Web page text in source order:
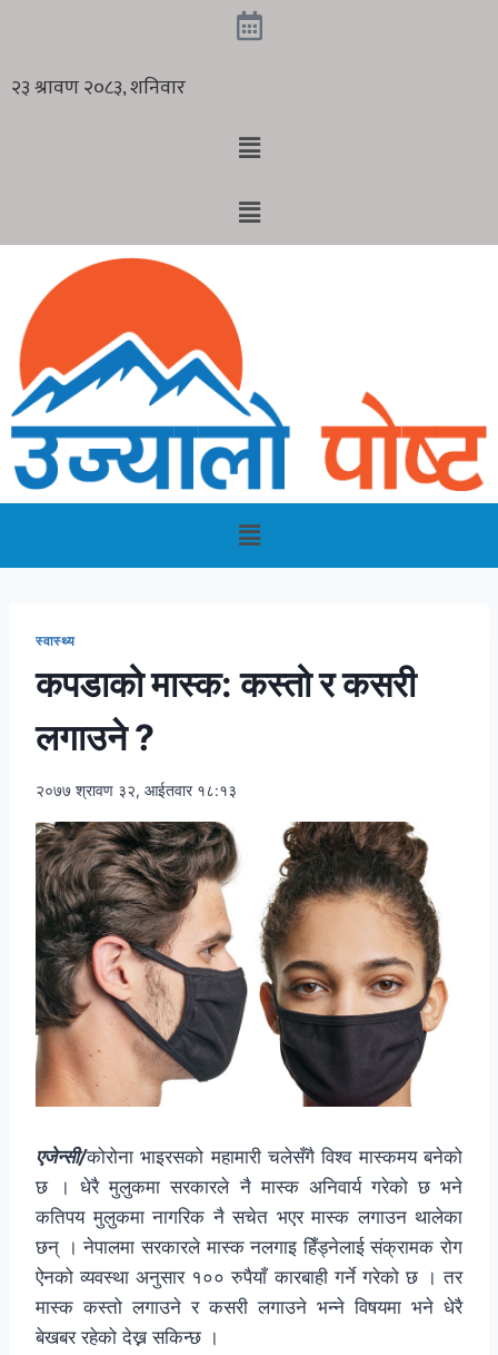
स्वास्थ्य
कपडाको मास्क: कस्तो र कसरी
लगाउने ?
२०७७ श्रावण ३२, आईतवार १८:१३
एजेन्सी/कोरोना भाइरसको महामारी चलेसँगै विश्व मास्कमय बनेको
छ । धेरै मुलुकमा सरकारले नै मास्क अनिवार्य गरेको छ भने
कतिपय मुलुकमा नागरिक नै सचेत भएर मास्क लगाउन थालेका
छन् । नेपालमा सरकारले मास्क नलगाइ हिँड्नेलाई संक्रामक रोग
ऐनको व्यवस्था अनुसार १०० रुपैयाँ कारबाही गर्ने गरेको छ । तर
मास्क कस्तो लगाउने र कसरी लगाउने भन्ने विषयमा भने धेरै
बेखबर रहेको देख्न सकिन्छ ।